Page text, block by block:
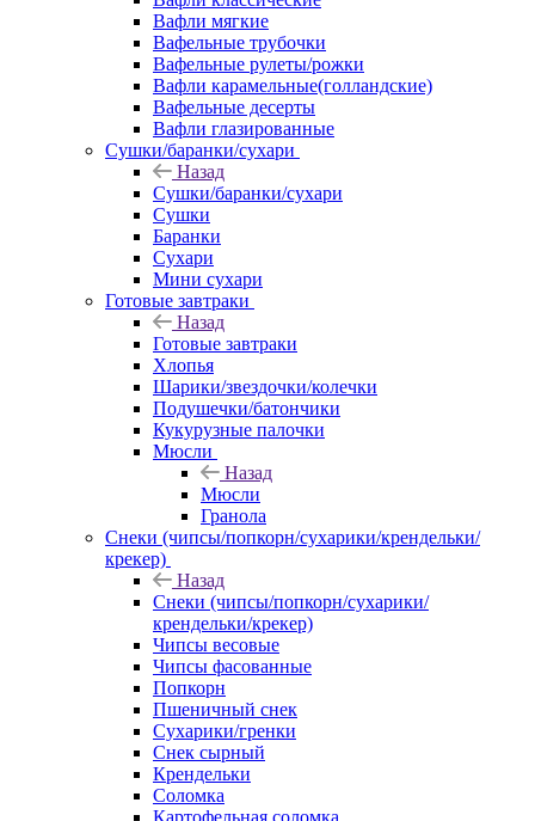
Вафли мягкие
Вафельные трубочки
Вафельные рулеты/рожки
Вафли карамельные(голландские)
Вафельные десерты
Вафли глазированные
Сушки/баранки/сухари
Назад
Сушки/баранки/сухари
Сушки
Баранки
Сухари
Мини сухари
Готовые завтраки
Назад
Готовые завтраки
Хлопья
Шарики/звездочки/колечки
Подушечки/батончики
Кукурузные палочки
Мюсли
Назад
Мюсли
Гранола
Снеки (чипсы/попкорн/сухарики/крендельки/
крекер)
Назад
Снеки (чипсы/попкорн/сухарики/
крендельки/крекер)
Чипсы весовые
Чипсы фасованные
Попкорн
Пшеничный снек
Сухарики/гренки
Снек сырный
Крендельки
Соломка
Картофельная соломка